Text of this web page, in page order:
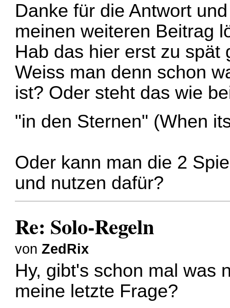
Danke für die Antwort
meinen weiteren Beitrag
Hab das hier erst zu spät
Weiss man denn schon
ist? Oder steht das wie
"in den Sternen" (When
Oder kann man die 2
und nutzen dafür?
Re: Solo-Regeln
vonZedRix
Hy, gibt's schon mal was
meine letzte Frage?